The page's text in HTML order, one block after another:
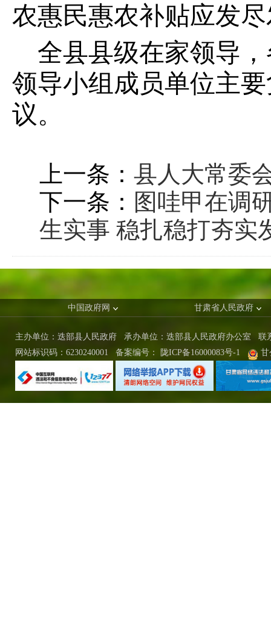
农惠民惠农补贴应发
全县县级在家领导
领导小组成员单位主
议。
上一条： 县人大常委
下一条： 图哇甲在调
生实事 稳扎稳打夯实
中国政府网 甘肃省人民政府
主办单位：迭部县人民政府 承办单位：迭部县人民政府办公室 联
网站标识码：6230240001
备案编号： 陇ICP备16000083号-1 甘